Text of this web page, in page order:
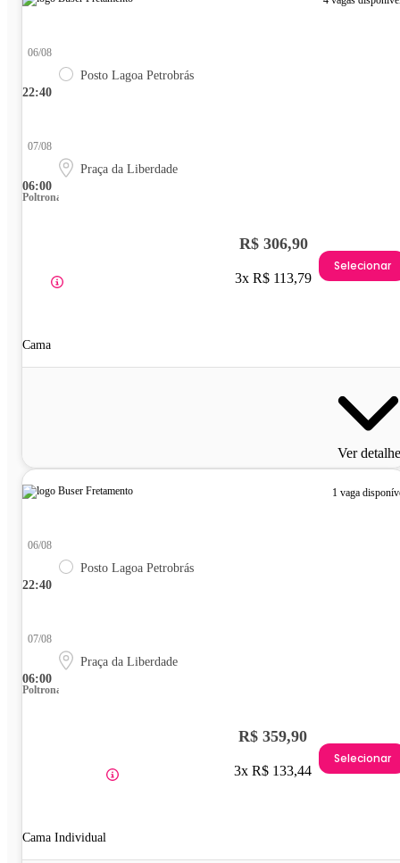
22:40
06/08
Posto Lagoa Petrobrás
06:00
07/08
Praça da Liberdade
Poltrona
Cama
R$ 306,90
3x R$ 113,79
Selecionar
Ver
1 vaga
22:40
06/08
Posto Lagoa Petrobrás
06:00
07/08
Praça da Liberdade
Poltrona
Cama Individual
R$ 359,90
3x R$ 133,44
Selecionar